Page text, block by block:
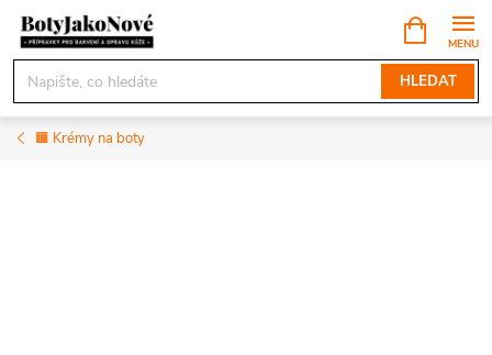
Přejít
obsah
HLEDAT
NÁKUPNÍ
KOŠÍK
🟧 Krémy na boty